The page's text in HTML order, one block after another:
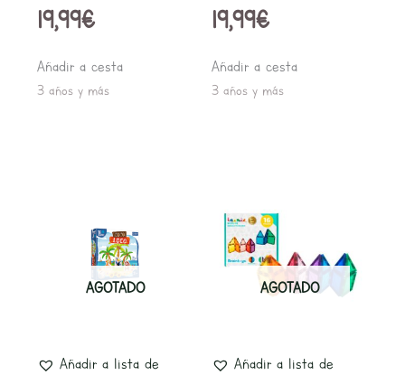
19,99€
Añadir a cesta
3 años y más
19,99€
Añadir a cesta
3 años y más
AGOTADO
Añadir a lista de
AGOTADO
Añadir a lista de